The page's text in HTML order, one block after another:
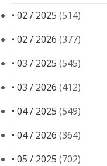
• 02 / 2025 (514)
• 02 / 2026 (377)
• 03 / 2025 (545)
• 03 / 2026 (412)
• 04 / 2025 (549)
• 04 / 2026 (364)
• 05 / 2025 (702)